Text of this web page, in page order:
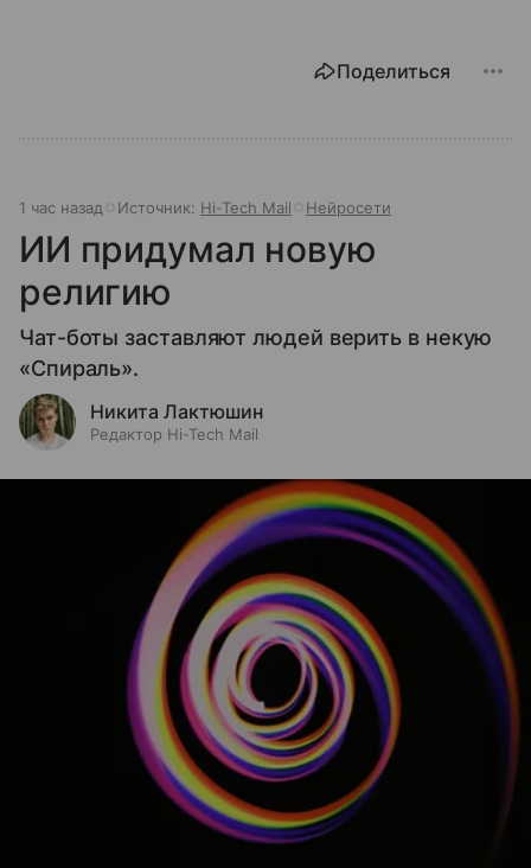
Поделиться
1 час назад Источник: Hi-Tech Mail Нейросети
ИИ придумал новую
религию
Чат-боты заставляют людей верить в некую
«Спираль».
Никита Лактюшин
Редактор Hi-Tech Mail